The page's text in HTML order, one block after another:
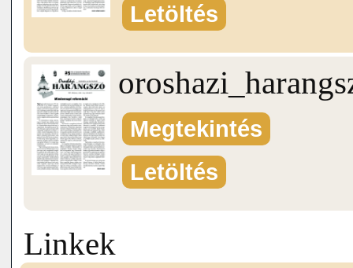
Letöltés
Megtekintés
Letöltés
Linkek